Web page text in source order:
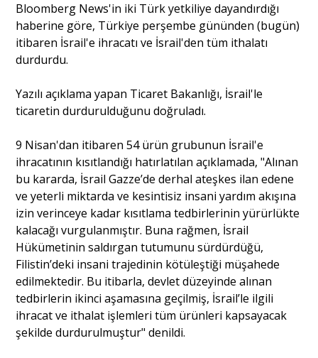
Yazarlar
Eğitim
Ankara Analiz
Sağlık
Bloomberg News'in iki Türk yetkiliye dayandırdığı
haberine göre, Türkiye perşembe gününden (bugün)
itibaren İsrail'e ihracatı ve İsrail'den tüm ithalatı
durdurdu.
Yazılı açıklama yapan Ticaret Bakanlığı, İsrail'le
ticaretin durdurulduğunu doğruladı.
9 Nisan'dan itibaren 54 ürün grubunun İsrail'e
ihracatının kısıtlandığı hatırlatılan açıklamada, "Alınan
bu kararda, İsrail Gazze’de derhal ateşkes ilan edene
ve yeterli miktarda ve kesintisiz insani yardım akışına
izin verinceye kadar kısıtlama tedbirlerinin yürürlükte
kalacağı vurgulanmıştır. Buna rağmen, İsrail
Hükümetinin saldırgan tutumunu sürdürdüğü,
Filistin’deki insani trajedinin kötüleştiği müşahede
edilmektedir. Bu itibarla, devlet düzeyinde alınan
tedbirlerin ikinci aşamasına geçilmiş, İsrail’le ilgili
ihracat ve ithalat işlemleri tüm ürünleri kapsayacak
şekilde durdurulmuştur" denildi.